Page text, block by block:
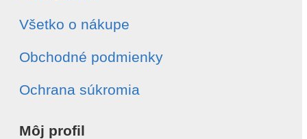
Všetko o nákupe
Obchodné podmienky
Ochrana súkromia
Môj profil